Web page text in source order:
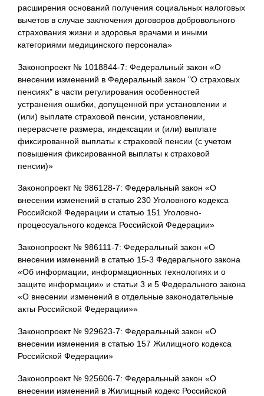
расширения оснований получения социальных налоговых
вычетов в случае заключения договоров добровольного
страхования жизни и здоровья врачами и иными
категориями медицинского персонала»
Законопроект № 1018844-7: Федеральный закон «О
внесении изменений в Федеральный закон "О страховых
пенсиях" в части регулирования особенностей
устранения ошибки, допущенной при установлении и
(или) выплате страховой пенсии, установлении,
перерасчете размера, индексации и (или) выплате
фиксированной выплаты к страховой пенсии (с учетом
повышения фиксированной выплаты к страховой
пенсии)»
Законопроект № 986128-7: Федеральный закон «О
внесении изменений в статью 230 Уголовного кодекса
Российской Федерации и статью 151 Уголовно-
процессуального кодекса Российской Федерации»
Законопроект № 986111-7: Федеральный закон «О
внесении изменений в статью 15-3 Федерального закона
«Об информации, информационных технологиях и о
защите информации» и статьи 3 и 5 Федерального закона
«О внесении изменений в отдельные законодательные
акты Российской Федерации»»
Законопроект № 929623-7: Федеральный закон «О
внесении изменения в статью 157 Жилищного кодекса
Российской Федерации»
Законопроект № 925606-7: Федеральный закон «О
внесении изменений в Жилищный кодекс Российской